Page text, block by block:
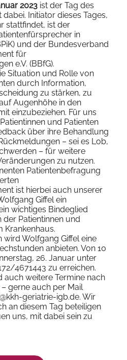
2023 ist der Tag des
Initiator dieses Tages,
stattfindet, ist der
in
und der Bundesverband
für
e.V. (BBfG).
Situation und Rolle von
durch Information,
zu stärken, zu
Augenhöhe in den
einzubeziehen. Für uns
und Patienten
über ihre Behandlung
– sei es Lob,
– für weitere
zu nutzen.
Patientenbefragung
ist hierbei auch unserer
Giffel ein
wichtiges Bindeglied
Patientinnen und
Krankenhaus.
wird Wolfgang Giffel eine
anbieten. Von 10
26. Januar unter
4671443 zu erreichen.
auch weitere Termine nach
gerne auch per Mail
geriatrie-igb.de. Wir
an diesem Tag beteiligen
uns, mit dabei sein zu